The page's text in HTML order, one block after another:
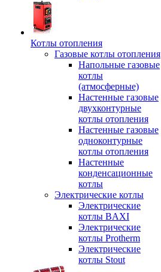
Котлы отопления
Газовые котлы отопления
Напольные газовые
котлы
(атмосферные)
Настенные газовые
двухконтурные
котлы отопления
Настенные газовые
одноконтурные
котлы отопления
Настенные
конденсационные
котлы
Электрические котлы
Электрические
котлы BAXI
Электрические
котлы Protherm
Электрические
котлы Stout